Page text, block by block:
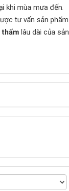
khi mùa mưa đến.
tư vấn sản phẩm
thấm lâu dài của sản